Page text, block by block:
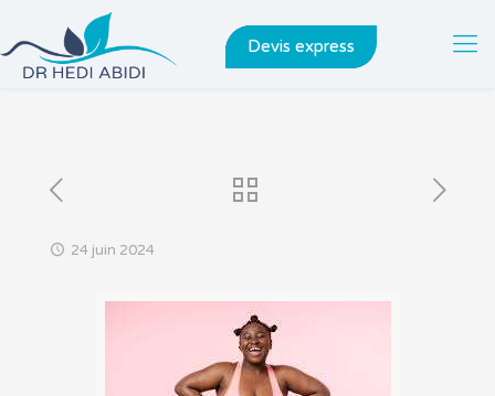
Devis express
24 juin 2024